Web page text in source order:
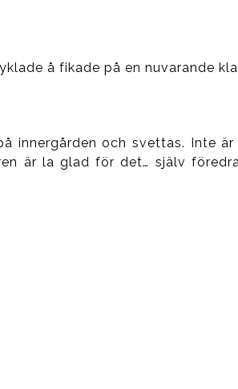
å fikade på en nuvarande
innergården och svettas. Inte
är la glad för det… själv